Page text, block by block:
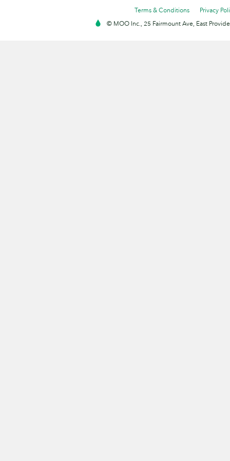
Terms & Conditions
Privacy
© MOO Inc., 25 Fairmount Ave, East